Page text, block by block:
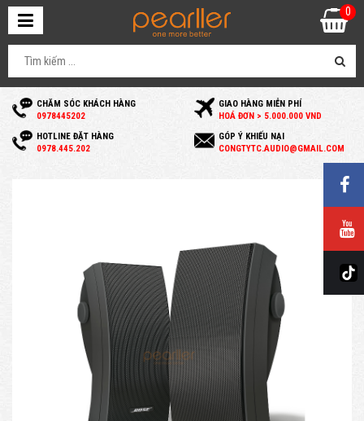
CHĂM SÓC KHÁCH HÀNG
0978445202
GIAO HÀNG MIỄN PHÍ
HOÁ ĐƠN > 5.000.000 VND
HOTLINE ĐẶT HÀNG
0978.445.202
GÓP Ý KHIẾU NẠI
CONGTYTC.AUDIO@GMAIL.COM
0